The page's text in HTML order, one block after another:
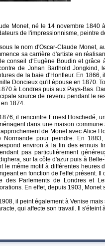
Monet, né le 14 novembre 1840
de l'impressionnisme, peintre
le nom d'Oscar-Claude Monet,
sa carrière d'artiste en
conseil d'Eugène Boudin et grâce
de Johan Barthold Jongkind,
de la baie d'Honfleur. En 1866,
Doncieux qu'il épouse en 1870.
à Londres puis aux Pays-Bas.
source de revenu pendant le
1874.
il rencontre Ernest Hoschedé,
dans une maison
de Monet avec Alice
Normande pour peindre. En
environ à la fin des ennuis
pas particulièrement
sur la côte d'azur puis à
le même motif à différentes heures
en fonction de l'effet présent.
des Parlements de Londres et
En effet, depuis 1903,
il peint également à Venise
qui affecte son travail. Il